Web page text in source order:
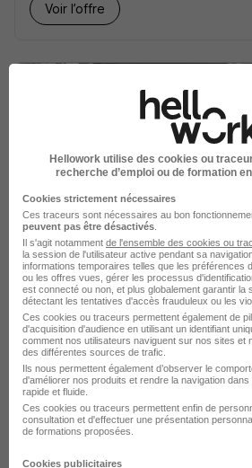
Voir l’offre
Infirmier Cadre H/F
Domusvi
Autun - 71 CDD 39 000 - 46
Voir l’offre
Infirmier H/F
Adecco Medical
Hellowork utilise des cookies ou
recherche d’emploi ou de formation
Cookies strictement nécessaires
Ces traceurs sont nécessaires au bon
peuvent pas être désactivés
Il s'agit notamment de l'ensemble des cookies ou
la session de l'utilisateur active pendant sa
informations temporaires telles que les préférences
ou les offres vues, gérer les processus
est connecté ou non, et plus globalement garantir la
détectant les tentatives d'accès frauduleux ou les
Ces cookies ou traceurs permettent également de
d'acquisition d'audience en utilisant un identifiant
comment nos utilisateurs naviguent sur nos sites et
des différentes sources de trafic.
Ils nous permettent également d’observer le
d'améliorer nos produits et rendre la navigation
rapide et fluide.
Ces cookies ou traceurs permettent enfin de
consultation et d'effectuer une présentation
de formations proposées.
Cookies publicitaires